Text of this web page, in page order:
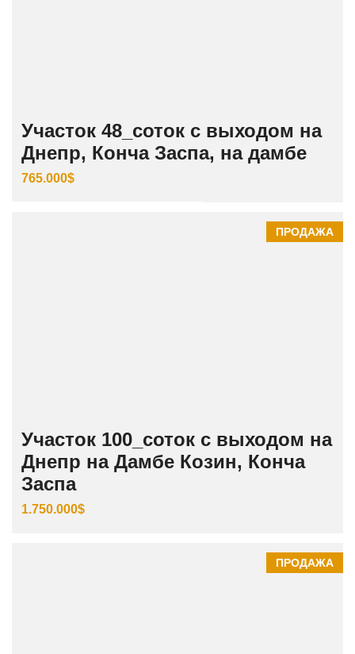
Участок 48_соток с выходом на
Днепр, Конча Заспа, на дамбе
765.000$
ПРОДАЖА
Участок 100_соток с выходом на
Днепр на Дамбе Козин, Конча
Заспа
1.750.000$
ПРОДАЖА